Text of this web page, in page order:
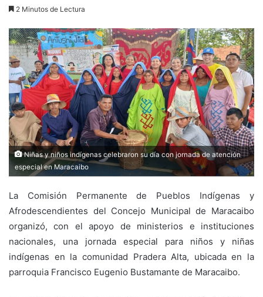
2 Minutos de Lectura
Niñas y niños indígenas celebraron su día con jornada de atención
especial en Maracaibo
La Comisión Permanente de Pueblos Indígenas y
Afrodescendientes del Concejo Municipal de Maracaibo
organizó, con el apoyo de ministerios e instituciones
nacionales, una jornada especial para niños y niñas
indígenas en la comunidad Pradera Alta, ubicada en la
parroquia Francisco Eugenio Bustamante de Maracaibo.